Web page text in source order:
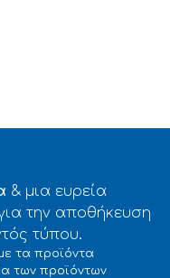
& μια ευρεία
την αποθήκευση
τύπου.
τα προϊόντα
των προϊόντων